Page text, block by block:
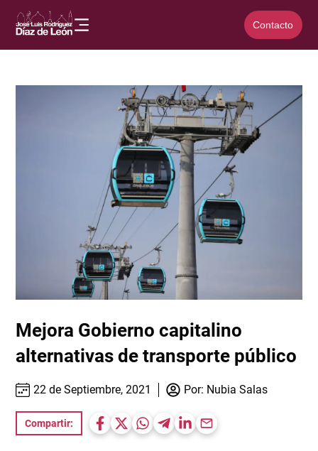
Contacto
Mejora Gobierno capitalino
alternativas de transporte público
22 de Septiembre, 2021 Por: Nubia Salas
Compartir: